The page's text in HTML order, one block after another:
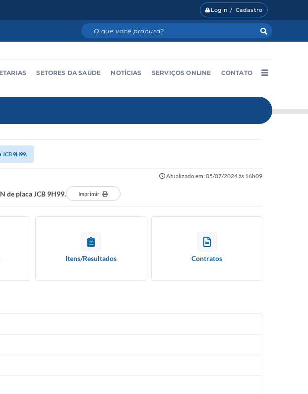
Login / Cadastro
SETORES DA SAÚDE NOTÍCIAS SERVIÇOS ONLINE CONTATO
JCB 9H99.
Atualizado em: 05/07/2024 às 16h09
de placa JCB 9H99. Imprimir
Itens/Resultados Contratos